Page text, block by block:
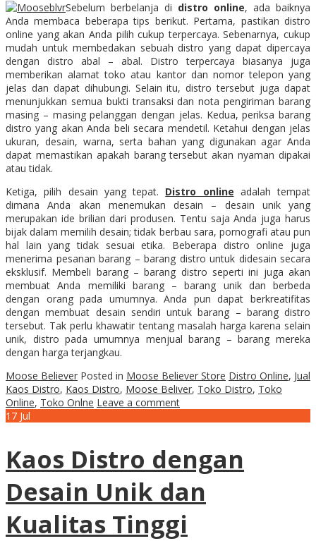
Sebelum berbelanja di distro online, ada baiknya
Anda membaca beberapa tips berikut. Pertama, pastikan distro
online yang akan Anda pilih cukup terpercaya. Sebenarnya, cukup
mudah untuk membedakan sebuah distro yang dapat dipercaya
dengan distro abal – abal. Distro terpercaya biasanya juga
memberikan alamat toko atau kantor dan nomor telepon yang
jelas dan dapat dihubungi. Selain itu, distro tersebut juga dapat
menunjukkan semua bukti transaksi dan nota pengiriman barang
masing – masing pelanggan dengan jelas. Kedua, periksa barang
distro yang akan Anda beli secara mendetil. Ketahui dengan jelas
ukuran, desain, warna, serta bahan yang digunakan agar Anda
dapat memastikan apakah barang tersebut akan nyaman dipakai
atau tidak.
Ketiga, pilih desain yang tepat. Distro online adalah tempat
dimana Anda akan menemukan desain – desain unik yang
merupakan ide brilian dari produsen. Tentu saja Anda juga harus
bijak dalam memilih desain; tidak berbau sara, pornografi atau pun
hal lain yang tidak sesuai etika. Beberapa distro online juga
menerima pesanan barang – barang distro untuk didesain secara
eksklusif. Membeli barang – barang distro seperti ini juga akan
membuat Anda memiliki barang – barang unik dan berbeda
dengan orang pada umumnya. Anda pun dapat berkreatifitas
dengan membuat desain sendiri untuk barang – barang distro
tersebut. Tak perlu khawatir tentang masalah harga karena selain
unik, distro pada umumnya menjual barang – barang mereka
dengan harga terjangkau.
Moose Believer Posted in Moose Believer Store Distro Online, Jual
Kaos Distro, Kaos Distro, Moose Beliver, Toko Distro, Toko
Online, Toko Onlne Leave a comment
17 Jul
Kaos Distro dengan
Desain Unik dan
Kualitas Tinggi